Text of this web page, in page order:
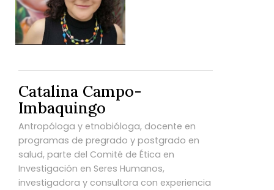
Catalina Campo-
Imbaquingo
Antropóloga y etnobióloga, docente en
programas de pregrado y postgrado en
salud, parte del Comité de Ética en
Investigación en Seres Humanos,
investigadora y consultora con experiencia